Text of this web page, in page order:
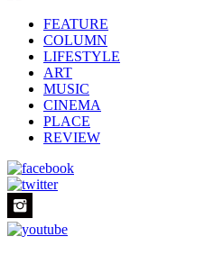
FEATURE
COLUMN
LIFESTYLE
ART
MUSIC
CINEMA
PLACE
REVIEW